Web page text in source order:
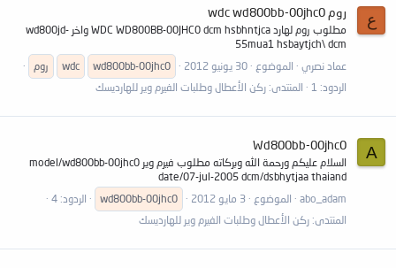
ع روم wdc wd800bb-00jhc0
مطلوب روم لهارد WDC WD800BB-00JHC0 dcm hsbhntjca واخر wd800jd-
55mua1 hsbaytjch\ dcm
عماد نصري
الموضوع 30 يونيو 2012 wd800bb-00jhc0
wdc
روم
الردود: 1
المنتدى: ركن الأعطال وطلبات الفيرم وير للهارديسك
A
Wd800bb-00jhc0
السلام عليكم ورحمة الله وبركاته مطلوب فيرم وير model/wd800bb-00jhc0
date/07-jul-2005 dcm/dsbhytjaa thaiand
abo_adam
الموضوع 3 مايو 2012 wd800bb-00jhc0
الردود: 4
المنتدى: ركن الأعطال وطلبات الفيرم وير للهارديسك